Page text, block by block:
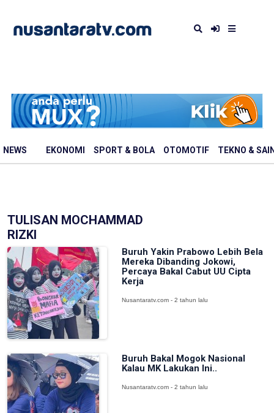
NEWS EKONOMI SPORT & BOLA OTOMOTIF TEKNO &
TULISAN MOCHAMMAD
RIZKI
Buruh Yakin Prabowo Lebih Bela
Mereka Dibanding Jokowi,
Percaya Bakal Cabut UU Cipta
Kerja
Nusantaratv.com - 2 tahun lalu
Buruh Bakal Mogok Nasional
Kalau MK Lakukan Ini..
Nusantaratv.com - 2 tahun lalu